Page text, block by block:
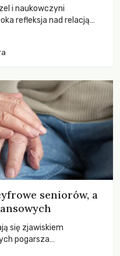
i naukowczyni
refleksja nad relacją
seniorów, a
się zjawiskiem
pogarsza